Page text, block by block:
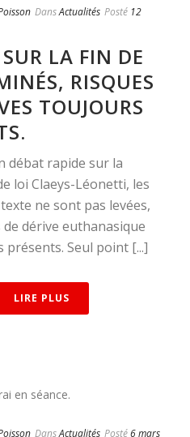
DansActualités Posté 12
LA FIN DE
RISQUES
TOUJOURS
débat rapide sur la
loi Claeys-Léonetti, les
ne sont pas levées,
dérive euthanasique
Seul point [...]
LIRE PLUS
DansActualités Posté6 mars